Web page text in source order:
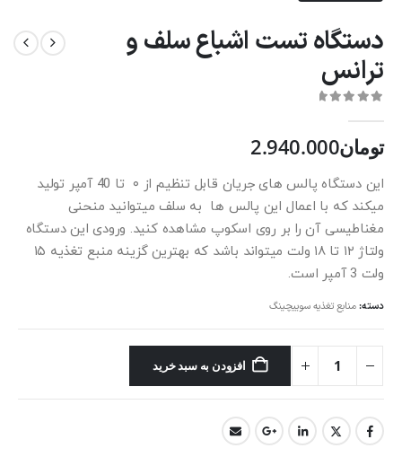
دستگاه تست اشباع سلف و
ترانس
تومان2.940.000
این دستگاه پالس های جریان قابل تنظیم از ۰ تا 40 آمپر تولید
میکند که با اعمال این پالس ها به سلف میتوانید منحنی
مغناطیسی آن را بر روی اسکوپ مشاهده کنید. ورودی این دستگاه
ولتاژ ۱۲ تا ۱۸ ولت میتواند باشد که بهترین گزینه منبع تغذیه ۱۵
ولت 3 آمپر است.
دسته:منابع تغذیه سوییچینگ
افزودن به سبد خرید